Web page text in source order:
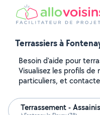
Terrassiers à
Besoin d'aide pour
Visualisez les profils
particuliers, et
Terrassement -